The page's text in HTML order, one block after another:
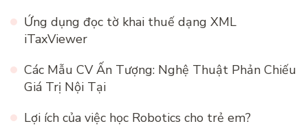
Ứng dụng đọc tờ khai thuế dạng XML
iTaxViewer
Các Mẫu CV Ấn Tượng: Nghệ Thuật Phản Chiếu
Giá Trị Nội Tại
Lợi ích của việc học Robotics cho trẻ em?